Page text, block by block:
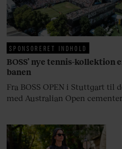
livsglæde, han nægter
på.
SPONSORERET INDHOLD
BOSS’ nye tennis-
banen
Fra BOSS OPEN i Stuttgart til
med Australian Open